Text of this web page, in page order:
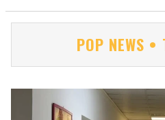
POP NEWS •